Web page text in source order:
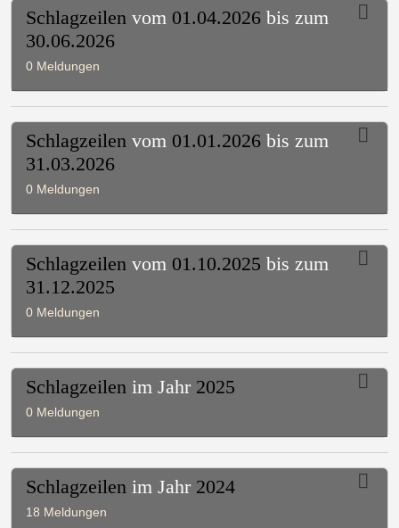
Schlagzeilen vom 01.04.2026 bis zum
30.06.2026
0 Meldungen
Schlagzeilen vom 01.01.2026 bis zum
31.03.2026
0 Meldungen
Schlagzeilen vom 01.10.2025 bis zum
31.12.2025
0 Meldungen
Schlagzeilen im Jahr 2025
0 Meldungen
Schlagzeilen im Jahr 2024
18 Meldungen